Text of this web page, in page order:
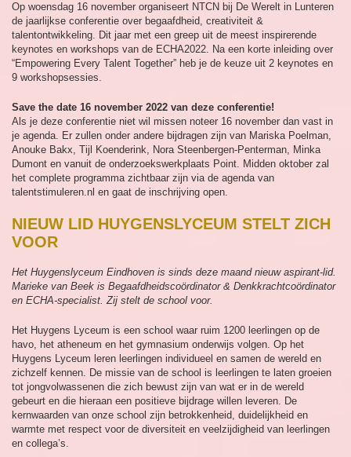
Op woensdag 16 november organiseert NTCN bij De Werelt in Lunteren
de jaarlijkse conferentie over begaafdheid, creativiteit &
talentontwikkeling. Dit jaar met een greep uit de meest inspirerende
keynotes en workshops van de ECHA2022. Na een korte inleiding over
“Empowering Every Talent Together” heb je de keuze uit 2 keynotes en
9 workshopsessies.
Save the date 16 november 2022 van deze conferentie!
Als je deze conferentie niet wil missen noteer 16 november dan vast in
je agenda. Er zullen onder andere bijdragen zijn van Mariska Poelman,
Anouke Bakx, Tijl Koenderink, Nora Steenbergen-Penterman, Minka
Dumont en vanuit de onderzoekswerkplaats Point. Midden oktober zal
het complete programma zichtbaar zijn via de agenda van
talentstimuleren.nl en gaat de inschrijving open.
NIEUW LID HUYGENSLYCEUM STELT ZICH
VOOR
Het Huygenslyceum Eindhoven is sinds deze maand nieuw aspirant-lid.
Marieke van Beek is Begaafdheidscoördinator & Denkkrachtcoördinator
en ECHA-specialist. Zij stelt de school voor.
Het Huygens Lyceum is een school waar ruim 1200 leerlingen op de
havo, het atheneum en het gymnasium onderwijs volgen. Op het
Huygens Lyceum leren leerlingen individueel en samen de wereld en
zichzelf kennen. De missie van de school is leerlingen te laten groeien
tot jongvolwassenen die zich bewust zijn van wat er in de wereld
gebeurt en die hieraan een positieve bijdrage willen leveren. De
kernwaarden van onze school zijn betrokkenheid, duidelijkheid en
warmte met respect voor de diversiteit en veelzijdigheid van leerlingen
en collega’s.